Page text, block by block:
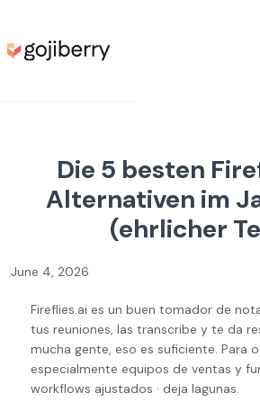
Die 5 besten
Alternativen im
(ehrlicher
June 4, 2026
Fireflies.ai es un buen tomador de
tus reuniones, las transcribe y te da
mucha gente, eso es suficiente. Para
especialmente equipos de ventas y
workflows ajustados · deja lagunas.